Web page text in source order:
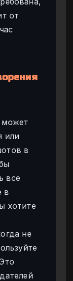
от
может
или
в
все
в
хотите
не